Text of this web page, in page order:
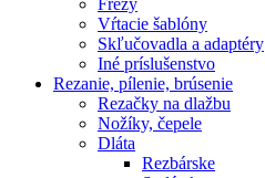
Frézy
Vŕtacie šablóny
Skľučovadla a adaptéry
Iné príslušenstvo
Rezanie, pílenie, brúsenie
Rezačky na dlažbu
Nožíky, čepele
Dláta
Rezbárske